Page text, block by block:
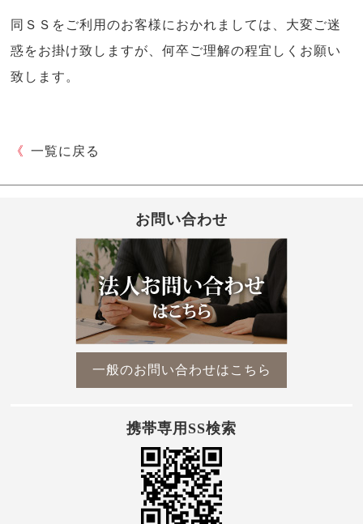
同ＳＳをご利用のお客様におかれましては、大変ご迷
惑をお掛け致しますが、何卒ご理解の程宜しくお願い
致します。
《 一覧に戻る
お問い合わせ
一般のお問い合わせはこちら
携帯専用SS検索